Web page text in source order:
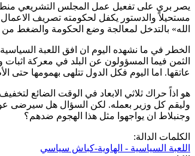
يصر بري على تفعيل عمل المجلس التشريعي
مستحيلاً والدستور يكفل لحكومته تصريف
الله» بالتدخل لمعالجة وضع الحكومة والضغط
الخطر في ما نشهده اليوم ان افق اللعبة
الثمن فيما المسؤولون عن البلد في معركة
عاتقها. اما اليوم فكل الدول تتلهى بهمومها حتى
هو اذاً حراك ثلاثي الابعاد في الوقت الضائع
وليقم كل وزير بعمله. لكن السؤال هل سيرضى
وجنبلاط ان يواجهوا مثل هذا الهجوم ضدهم؟
الكلمات الدالة:
اللعبة السياسية - الهاوية-كباش سياسي